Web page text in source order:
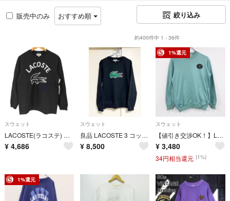
販売中のみ おすすめ順 絞り込み
約400件中 1 - 36件
スウェット
LACOSTE(ラコステ) 別注 ビッグ アニマル プリント トレーナー メンズ
¥ 4,686
スウェット
良品 LACOSTE 3 コットンスウェット ラコステ 黒 ブラック ビッグワニ デカワニ トレーナー
¥ 8,500
1%還元
スウェット
【値引き交渉OK！】LACOSTE ラコステ スウェット/トレーナー サイドシームポケット ミントグリーン 42サイズ 古着
¥ 3,480
34円相当還元 (1%)
1%還元